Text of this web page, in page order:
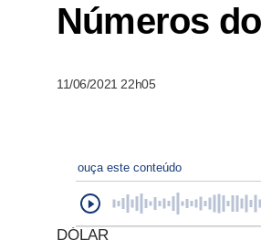
Números
11/06/2021 22h05
ouça este conteúdo
DÓLAR